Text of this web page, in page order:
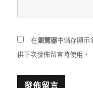
在瀏覽器中儲存顯示
供下次發佈留言時使用。